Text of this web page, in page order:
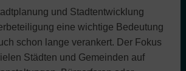
und Stadtentwicklung
eine wichtige Bedeutung
schon lange verankert. Der Fokus
Städten und Gemeinden auf